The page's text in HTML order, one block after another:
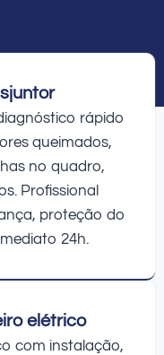
rápido
queimados,
no quadro,
Profissional
proteção do
24h.
elétrico
com instalação,